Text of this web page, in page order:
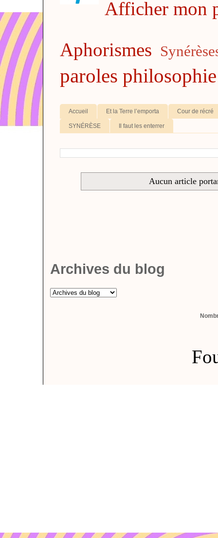
Afficher mon
Aphorismes
paroles philosophie
Accueil Et la Terre l’emporta Cour de récré
SYNÉRÈSE Il faut les enterrer
Aucun article
Archives du blog